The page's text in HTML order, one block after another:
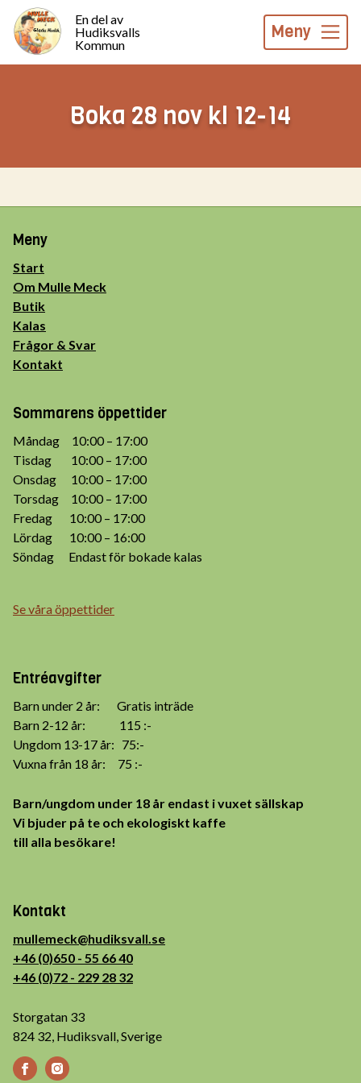
En del av
Hudiksvalls
Kommun
Meny
Boka 28 nov kl 12-14
Meny
Start
Om Mulle Meck
Butik
Kalas
Frågor & Svar
Kontakt
Sommarens öppettider
Måndag 10:00 – 17:00
Tisdag 10:00 – 17:00
Onsdag 10:00 – 17:00
Torsdag 10:00 – 17:00
Fredag 10:00 – 17:00
Lördag 10:00 – 16:00
Söndag Endast för bokade kalas
Se våra öppettider
Entréavgifter
Barn under 2 år: Gratis inträde
Barn 2-12 år: 115 :-
Ungdom 13-17 år: 75:-
Vuxna från 18 år: 75 :-
Barn/ungdom under 18 år endast i vuxet sällskap
Vi bjuder på te och ekologiskt kaffe
till alla besökare!
Kontakt
mullemeck@hudiksvall.se
+46 (0)650 - 55 66 40
+46 (0)72 - 229 28 32
Storgatan 33
824 32, Hudiksvall, Sverige